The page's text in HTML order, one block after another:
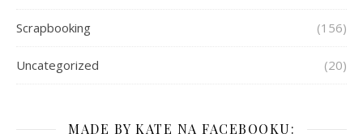
Scrapbooking (156)
Uncategorized (20)
MADE BY KATE NA FACEBOOKU: